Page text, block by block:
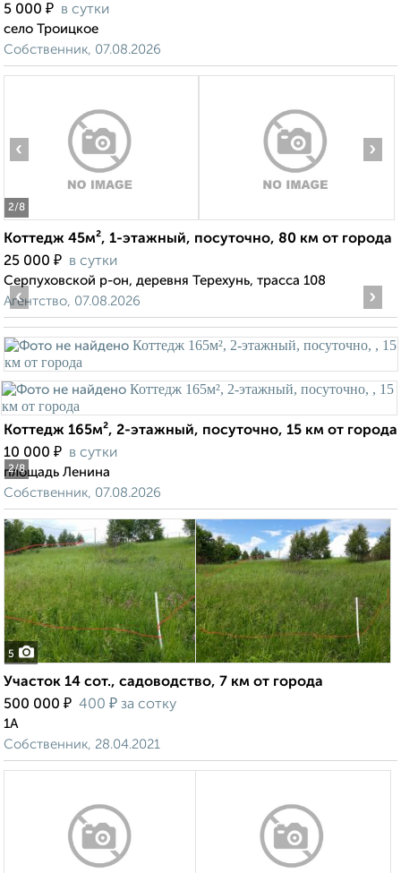
5 000 ₽ в сутки
село Троицкое
Собственник, 07.08.2026
2/8
‹ ›
Коттедж 45м², 1-этажный, посуточно, 80 км от города
25 000 ₽ в сутки
Серпуховской р-он, деревня Терехунь, трасса 108
Агентство, 07.08.2026
2/8
‹ ›
Коттедж 165м², 2-этажный, посуточно, 15 км от города
10 000 ₽ в сутки
площадь Ленина
Собственник, 07.08.2026
5
Участок 14 сот., садоводство, 7 км от города
500 000 ₽ 400 ₽ за сотку
1А
Собственник, 28.04.2021